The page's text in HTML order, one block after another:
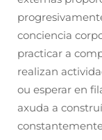
conciencia
practicar a
realizan
ou esperar en
axuda a